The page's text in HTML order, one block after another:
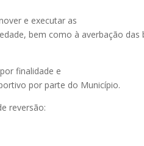
e executar as
bem como à averbação das
finalidade e
por parte do Município.
reversão: